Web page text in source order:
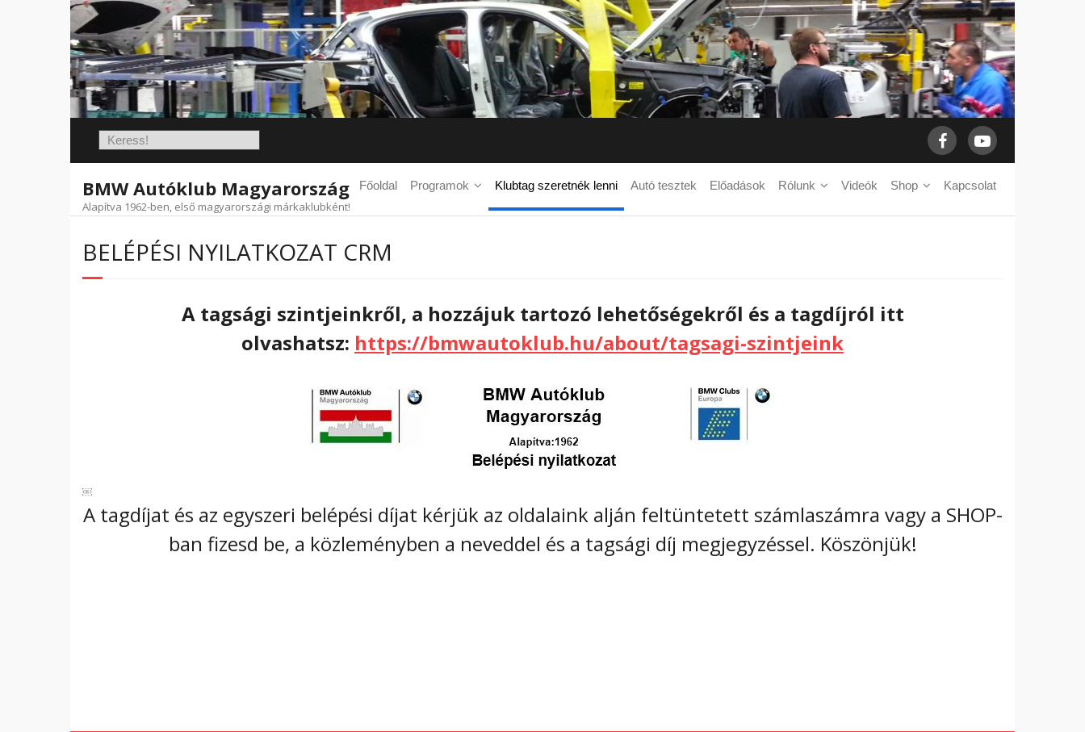
Skip
content
BMW Autóklub Magyarország
Alapítva 1962-ben, első magyarországi márkaklubként!
Főoldal Programok Klubtag szeretnék lenni Autó tesztek Előadások Rólunk Videók Shop Kapcsolat
BELÉPÉSI NYILATKOZAT CRM
A tagsági szintjeinkről, a hozzájuk tartozó lehetőségekről és a tagdíjról itt
olvashatsz: https://bmwautoklub.hu/about/tagsagi-szintjeink
￼
A tagdíjat és az egyszeri belépési díjat kérjük az oldalaink alján feltüntetett számlaszámra vagy a SHOP-
ban fizesd be, a közleményben a neveddel és a tagsági díj megjegyzéssel. Köszönjük!